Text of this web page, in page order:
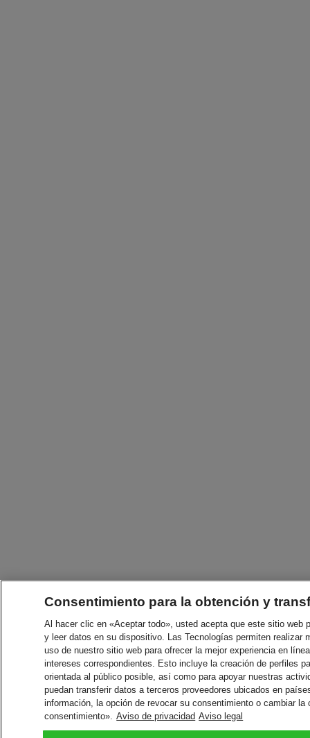
Consentimiento para la obtención y
Al hacer clic en «Aceptar todo», usted acepta que este sitio
y leer datos en su dispositivo. Las Tecnologías permiten
uso de nuestro sitio web para ofrecer la mejor experiencia en
intereses correspondientes. Esto incluye la creación de perfiles
orientada al público posible, así como para apoyar nuestras
puedan transferir datos a terceros proveedores ubicados en
información, la opción de revocar su consentimiento o cambiar
consentimiento». Aviso de privacidad Aviso legal